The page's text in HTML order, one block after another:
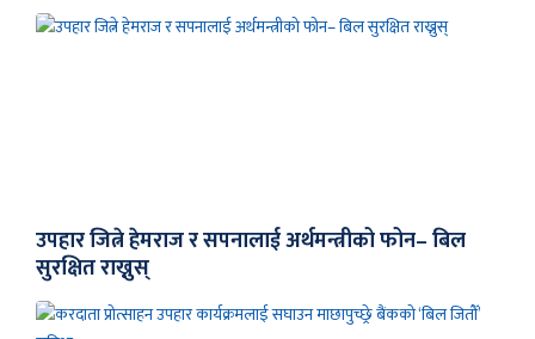
उपहार जित्ने हेमराज र सपनालाई अर्थमन्त्रीको फोन– बिल
सुरक्षित राख्नुस्